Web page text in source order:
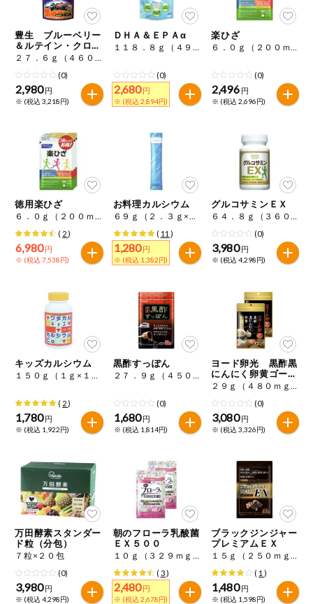
目的から探す
毎週自動お届け商品
毎週自動お届け商品を確認する
毎週自動お届け商品を修正する
いつでも注文（毎週企画）
専門ショップサイト
コープしがのサービス
コープしがの情報サイト
ご利用ガイド
商品のリクエスト
アプリのダウンロード
テキスト注文サイトを表示
お問い合わせ
調味料・だ
し・油・ルー
おやつ
飲料
酒・ノンアル
コール
切り花・仏花
ティッシュ・
トイレットペ
ーパー
衛生・生理用
品
キッチン用品
洗濯・バス・
トイレ用品
住居・生活用
コスメ＆ボデ
ィケア
衣料品
趣味・娯楽
ペット
落花生 かに くるみ
特定原材料に準ずるもの
アーモンド あわび いか
オレンジ カシューナッツ
キウイフルーツ 牛肉
さけ さば ゼラチン 大豆
鶏肉 バナナ 豚肉
マカダミアナッツ もも やまいも
りんご
アレルゲン情報は、商品企画時の情報のため、ご使用前には
必ず商品パッケージの表示をご確認ください。
特定原材料に準ずるものは、お取引先から情報提供のあった
範囲でのお知らせです。
豊生 ブルーベリー
＆ルテイン・クロセ
チン
２７．６ｇ（４６０ｍｇ×６０粒）
(0)
2,980 円
※ (税込 3,218円)
ＤＨＡ＆ＥＰＡα
１１８．８ｇ（４９５ｍｇ×２４０粒）
(0)
2,680 円
※ (税込 2,894円)
楽ひざ
６．０ｇ（２００ｍｇ×３０粒）
(0)
2,496 円
※ (税込 2,696円)
徳用楽ひざ
６．０ｇ（２００ｍｇ×３０粒）×３
( 2)
6,980 円
※ (税込 7,538円)
お料理カルシウム
６９ｇ（２．３ｇ×３０本）×２
( 11 )
1,280 円
※ (税込 1,382円)
グルコサミンＥＸ
６４．８ｇ（３６０ｍｇ×１８０粒）
(0)
3,980 円
※ (税込 4,298円)
キッズカルシウム
１５０ｇ（１ｇ×１５０粒）
( 2)
1,780 円
※ (税込 1,922円)
黒酢すっぽん
２７．９ｇ（４５０ｍｇ×６２粒）
(0)
1,680 円
※ (税込 1,814円)
ヨード卵光 黒酢黒
にんにく卵黄ゴール
ド
２９ｇ（４８０ｍｇ×６２粒）×２
(0)
3,080 円
※ (税込 3,326円)
万田酵素スタンダー
ド粒（分包）
７粒×２０包
(0)
3,980 円
※ (税込 4,298円)
朝のフローラ乳酸菌
ＥＸ５００
１０ｇ（３２９ｍｇ×３１粒）×２
( 3)
2,480 円
※ (税込 2,678円)
ブラックジンジャー
プレミアムＥＸ
１５ｇ（２５０ｍｇ×６０粒）
( 1 )
1,480 円
※ (税込 1,598円)